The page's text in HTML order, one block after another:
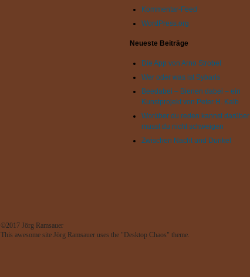
Kommentar-Feed
WordPress.org
Neueste Beiträge
Die App von Arno Strobel
Wer oder was ist Sybaris
Beedabei – Bienen dabei – ein
Kunstprojekt von Peter H. Kalb
Worüber du reden kannst darüber
musst du nicht schweigen
Zwischen Nacht und Dunkel
©2017 Jörg Ramsauer
This awesome site Jörg Ramsauer uses the "Desktop Chaos" theme.